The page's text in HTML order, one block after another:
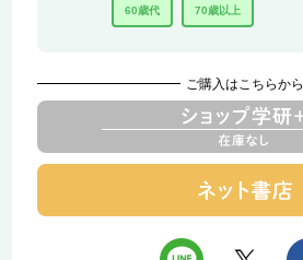
60歳代 70歳以上
ご購入はこちらから